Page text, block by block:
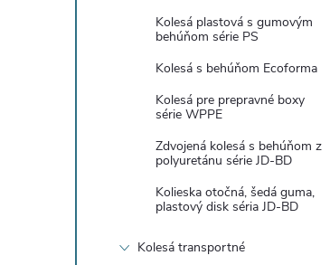
Kolesá plastová s gumovým
behúňom série PS
Kolesá s behúňom Ecoforma
Kolesá pre prepravné boxy
série WPPE
Zdvojená kolesá s behúňom z
polyuretánu série JD-BD
Kolieska otočná, šedá guma,
plastový disk séria JD-BD
Kolesá transportné